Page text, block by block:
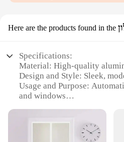
Here are the products found in the
Specifications:
Material: High-quality
Design and Style: Sleek,
Usage and Purpose:
and windows
Parts and Accessories:
Applicable People: Ideal for